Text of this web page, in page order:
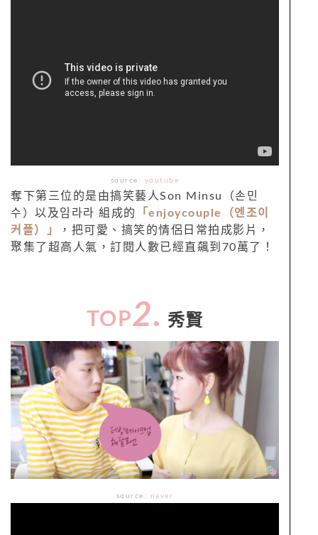
source: youtube
奪下第三位的是由搞笑藝人Son Minsu（손민
수）以及임라라 組成的
「enjoycouple（엔조이
커플）」
，把可愛、搞笑的情侶日常拍成影片，
聚集了超高人氣，訂閱人數已經直飆到70萬了！
TOP2. 秀賢
source: naver